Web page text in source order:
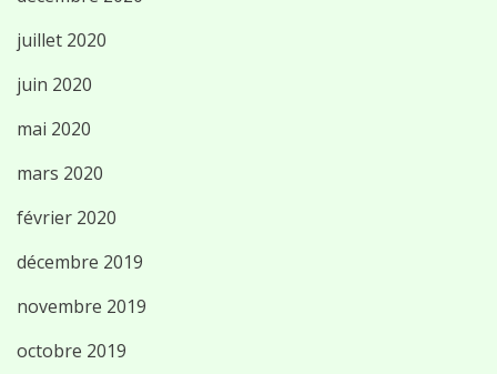
juillet 2020
juin 2020
mai 2020
mars 2020
février 2020
décembre 2019
novembre 2019
octobre 2019